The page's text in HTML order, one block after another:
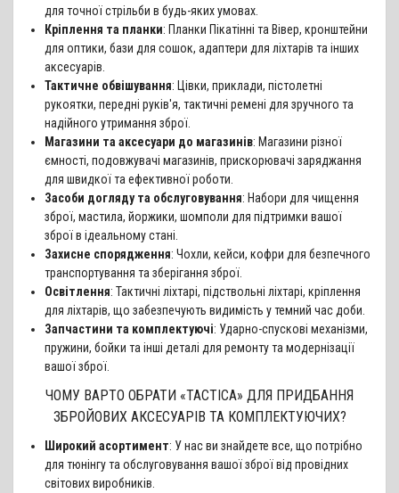
для точної стрільби в будь-яких умовах.
Кріплення та планки: Планки Пікатінні та Вівер, кронштейни
для оптики, бази для сошок, адаптери для ліхтарів та інших
аксесуарів.
Тактичне обвішування: Цівки, приклади, пістолетні
рукоятки, передні руків'я, тактичні ремені для зручного та
надійного утримання зброї.
Магазини та аксесуари до магазинів: Магазини різної
ємності, подовжувачі магазинів, прискорювачі заряджання
для швидкої та ефективної роботи.
Засоби догляду та обслуговування: Набори для чищення
зброї, мастила, йоржики, шомполи для підтримки вашої
зброї в ідеальному стані.
Захисне спорядження: Чохли, кейси, кофри для безпечного
транспортування та зберігання зброї.
Освітлення: Тактичні ліхтарі, підствольні ліхтарі, кріплення
для ліхтарів, що забезпечують видимість у темний час доби.
Запчастини та комплектуючі: Ударно-спускові механізми,
пружини, бойки та інші деталі для ремонту та модернізації
вашої зброї.
ЧОМУ ВАРТО ОБРАТИ «TACTICA» ДЛЯ ПРИДБАННЯ
ЗБРОЙОВИХ АКСЕСУАРІВ ТА КОМПЛЕКТУЮЧИХ?
Широкий асортимент: У нас ви знайдете все, що потрібно
для тюнінгу та обслуговування вашої зброї від провідних
світових виробників.